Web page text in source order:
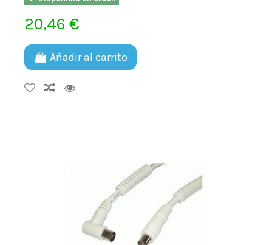
20,46 €
Añadir al carrito